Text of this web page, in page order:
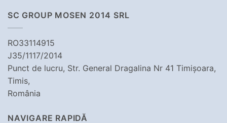
SC GROUP MOSEN 2014 SRL
RO33114915
J35/1117/2014
Punct de lucru, Str. General Dragalina Nr 41 Timișoara,
Timis,
România
NAVIGARE RAPIDĂ